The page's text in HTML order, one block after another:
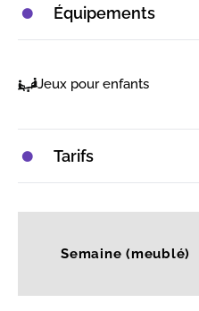
Équipements
Jeux pour enfants
Tarifs
Semaine (meublé)